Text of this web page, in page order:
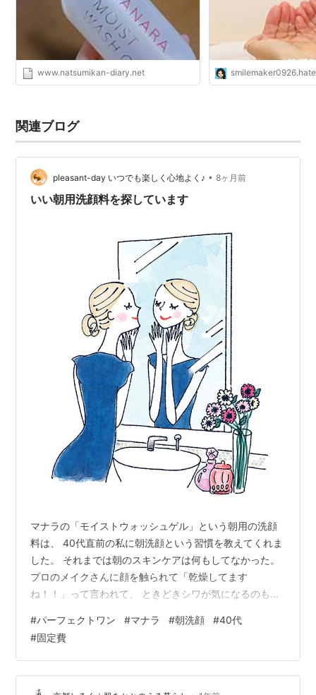
www.natsumikan-diary.net
関連ブログ
pleasant-day いつでも楽しく心地よく♪ • 8ヶ月前
いい朝用洗顔料を探しています
マナラの「モイストウォッシュゲル」という朝用の洗顔
料は、 40代直前の私に朝洗顔という習慣を教えてくれま
した。 それまでは朝のスキンケアは何もしてなかった。
プロのメイクさんに顔を触られて「乾燥してます
ね！！」って言われて、 ときどきシワが気になるのも乾
ょっとちゃんとしなきゃいけないんだな！？と思ったと
き、 「モイストウォッシュゲル」という朝用洗顔料と、
「オンリーエッセンス」という保湿ジェルを知ったので
した。 朝も夜もちゃんと洗顔＆保湿をするようになっ
#パーフェクトワン #マナラ #朝洗顔 #40代
#固定費